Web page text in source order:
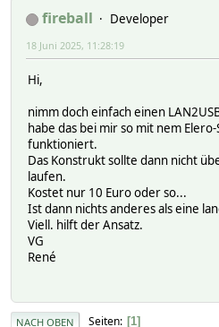
fireball
Developer
18 Juni 2025, 11:28:19
Hi,
nimm doch einfach einen
habe das bei mir so mit nem
funktioniert.
Das Konstrukt sollte dann nicht
laufen.
Kostet nur 10 Euro oder so...
Ist dann nichts anderes als eine
Viell. hilft der Ansatz.
VG
René
NACH OBEN Seiten 1